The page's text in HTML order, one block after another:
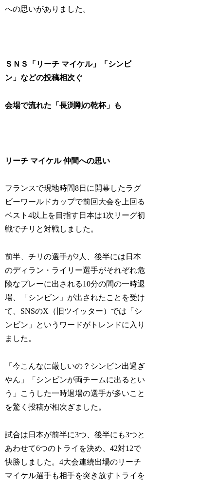
への思いがありました。
ＳＮＳ「リーチ マイケル」「シンビ
ン」などの投稿相次ぐ
会場で流れた「長渕剛の乾杯」も
リーチ マイケル 仲間への思い
フランスで現地時間8日に開幕したラグ
ビーワールドカップで前回大会を上回る
ベスト4以上を目指す日本は1次リーグ初
戦でチリと対戦しました。
前半、チリの選手が2人、後半には日本
のディラン・ライリー選手がそれぞれ危
険なプレーに出される10分の間の一時退
場、「シンビン」が出されたことを受け
て、SNSのX（旧ツイッター）では「シ
ンビン」というワードがトレンドに入り
ました。
「今こんなに厳しいの？シンビン出過ぎ
やん」「シンビンが両チームに出るとい
う」こうした一時退場の選手が多いこと
を驚く投稿が相次ぎました。
試合は日本が前半に3つ、後半にも3つと
あわせて6つのトライを決め、42対12で
快勝しました。4大会連続出場のリーチ
マイケル選手も相手を突き放すトライを